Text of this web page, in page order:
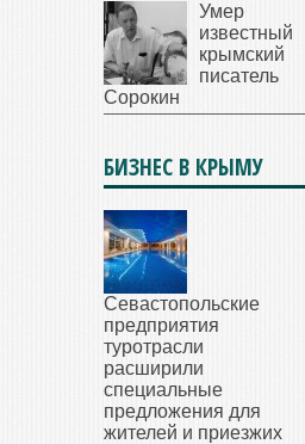
Умер
известный
крымский
писатель
Сорокин
БИЗНЕС В КРЫМУ
Севастопольские
предприятия
туротрасли
расширили
специальные
предложения для
жителей и приезжих